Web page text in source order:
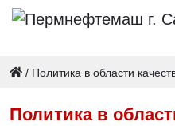
/ Политика в области
Политика в